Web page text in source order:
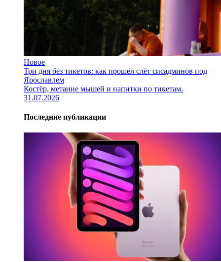
Новое
Три дня без тикетов: как прошёл слёт сисадминов под
Ярославлем
Костёр, метание мышей и напитки по тикетам.
31.07.2026
Последние публикации